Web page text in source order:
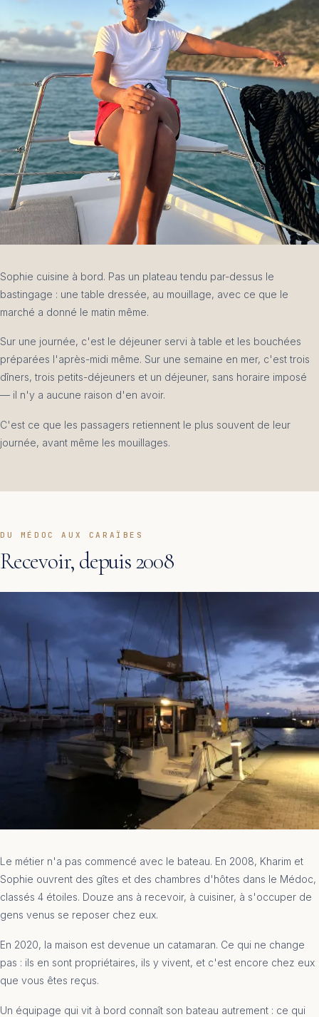
Sophie cuisine à bord. Pas un plateau tendu par-dessus le
bastingage : une table dressée, au mouillage, avec ce que le
marché a donné le matin même.
Sur une journée, c'est le déjeuner servi à table et les bouchées
préparées l'après-midi même. Sur une semaine en mer, c'est trois
dîners, trois petits-déjeuners et un déjeuner, sans horaire imposé
— il n'y a aucune raison d'en avoir.
C'est ce que les passagers retiennent le plus souvent de leur
journée, avant même les mouillages.
DU MÉDOC AUX CARAÏBES
Recevoir, depuis 2008
Le métier n'a pas commencé avec le bateau. En 2008, Kharim et
Sophie ouvrent des gîtes et des chambres d'hôtes dans le Médoc,
classés 4 étoiles. Douze ans à recevoir, à cuisiner, à s'occuper de
gens venus se reposer chez eux.
En 2020, la maison est devenue un catamaran. Ce qui ne change
pas : ils en sont propriétaires, ils y vivent, et c'est encore chez eux
que vous êtes reçus.
Un équipage qui vit à bord connaît son bateau autrement : ce qui